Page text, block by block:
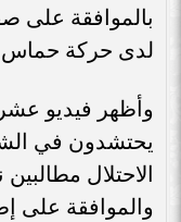
بالموافقة على
لدى حركة
وأظهر فيديو
يحتشدون في
الاحتلال
والموافقة على